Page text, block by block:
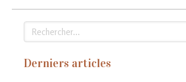
Rechercher
Derniers articles